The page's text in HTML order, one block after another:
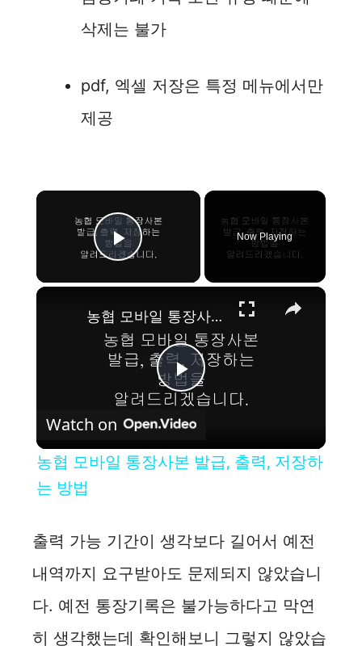
삭제는 불가
pdf, 엑셀 저장은 특정 메뉴에서만
제공
×
Play Video
Now Playing
×
P
y
V
i
농협 모바일 통장사본 발급, 출력, 저장하는 방법
Watch on
농협 모바일 통장사본 발급, 출력, 저장하
는 방법
출력 가능 기간이 생각보다 길어서 예전
내역까지 요구받아도 문제되지 않았습니
다. 예전 통장기록은 불가능하다고 막연
히 생각했는데 확인해보니 그렇지 않았습